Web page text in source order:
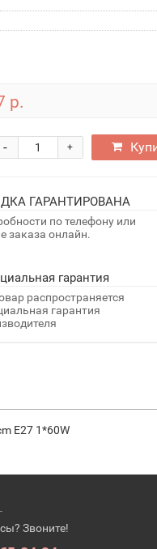
р.
+
-
ГАРАНТИРОВАНА
по телефону или
заказа онлайн.
гарантия
распространяется
гарантия
E27 1*60W
Звоните!